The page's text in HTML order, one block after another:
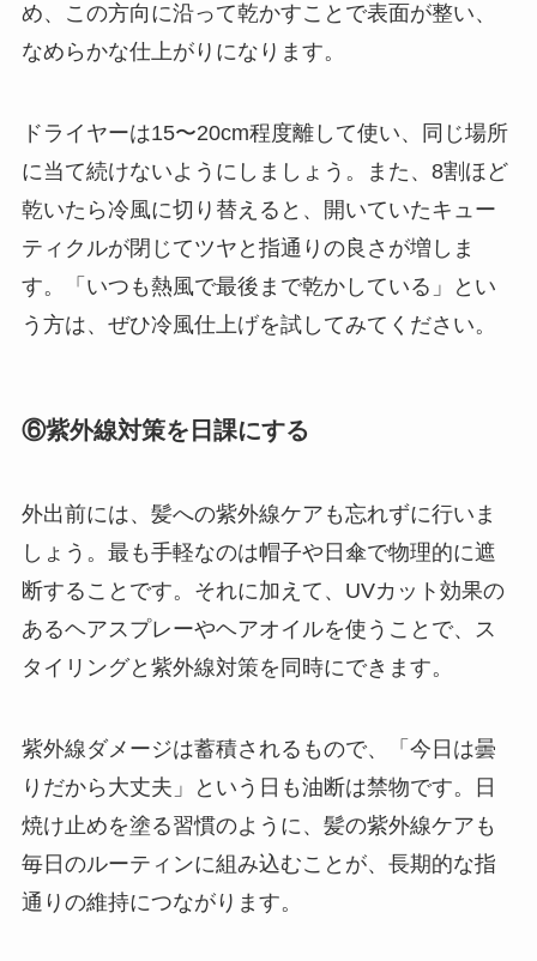
め、この方向に沿って乾かすことで表面が整い、
なめらかな仕上がりになります。
ドライヤーは15〜20cm程度離して使い、同じ場所
に当て続けないようにしましょう。また、8割ほど
乾いたら冷風に切り替えると、開いていたキュー
ティクルが閉じてツヤと指通りの良さが増しま
す。「いつも熱風で最後まで乾かしている」とい
う方は、ぜひ冷風仕上げを試してみてください。
⑥紫外線対策を日課にする
外出前には、髪への紫外線ケアも忘れずに行いま
しょう。最も手軽なのは帽子や日傘で物理的に遮
断することです。それに加えて、UVカット効果の
あるヘアスプレーやヘアオイルを使うことで、ス
タイリングと紫外線対策を同時にできます。
紫外線ダメージは蓄積されるもので、「今日は曇
りだから大丈夫」という日も油断は禁物です。日
焼け止めを塗る習慣のように、髪の紫外線ケアも
毎日のルーティンに組み込むことが、長期的な指
通りの維持につながります。